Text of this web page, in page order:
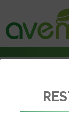
Des camions